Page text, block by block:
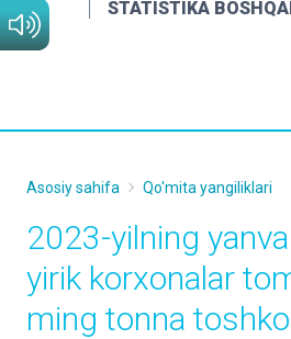
STATISTIKA
Asosiy sahifa Qo'mita yangiliklari
2023-yilning
yirik korxonalar
ming tonna